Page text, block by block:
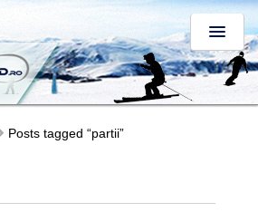
Posts tagged “partii”